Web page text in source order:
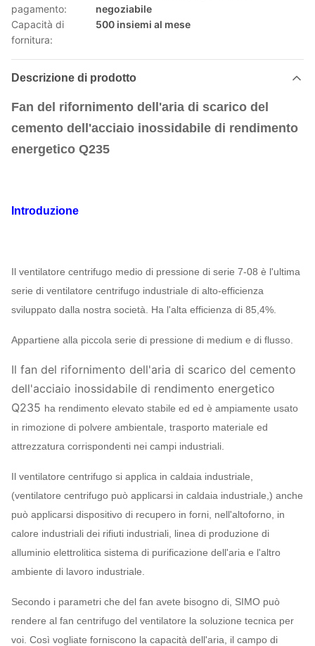
pagamento:
negoziabile
Capacità di
fornitura:
500 insiemi al mese
Descrizione di prodotto
Fan del rifornimento dell'aria di scarico del
cemento dell'acciaio inossidabile di rendimento
energetico Q235
Introduzione
Il ventilatore centrifugo medio di pressione di serie 7-08 è l'ultima
serie di ventilatore centrifugo industriale di alto-efficienza
sviluppato dalla nostra società. Ha l'alta efficienza di 85,4%.
Appartiene alla piccola serie di pressione di medium e di flusso.
Il fan del rifornimento dell'aria di scarico del cemento
dell'acciaio inossidabile di rendimento energetico
Q235 ha rendimento elevato stabile ed ed è ampiamente usato
in rimozione di polvere ambientale, trasporto materiale ed
attrezzatura corrispondenti nei campi industriali.
Il ventilatore centrifugo si applica in caldaia industriale,
(ventilatore centrifugo può applicarsi in caldaia industriale,) anche
può applicarsi dispositivo di recupero in forni, nell'altoforno, in
calore industriali dei rifiuti industriali, linea di produzione di
alluminio elettrolitica sistema di purificazione dell'aria e l'altro
ambiente di lavoro industriale.
Secondo i parametri che del fan avete bisogno di, SIMO può
rendere al fan centrifugo del ventilatore la soluzione tecnica per
voi. Così vogliate forniscono la capacità dell'aria, il campo di